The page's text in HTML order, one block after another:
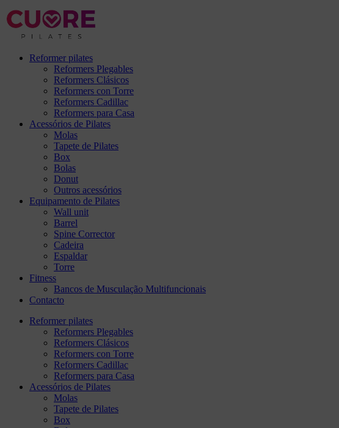
Reformer pilates
Reformers Plegables
Reformers Clásicos
Reformers con Torre
Reformers Cadillac
Reformers para Casa
Acessórios de Pilates
Molas
Tapete de Pilates
Box
Bolas
Donut
Outros acessórios
Equipamento de Pilates
Wall unit
Barrel
Spine Corrector
Cadeira
Espaldar
Torre
Fitness
Bancos de Musculação Multifuncionais
Contacto
Reformer pilates
Reformers Plegables
Reformers Clásicos
Reformers con Torre
Reformers Cadillac
Reformers para Casa
Acessórios de Pilates
Molas
Tapete de Pilates
Box